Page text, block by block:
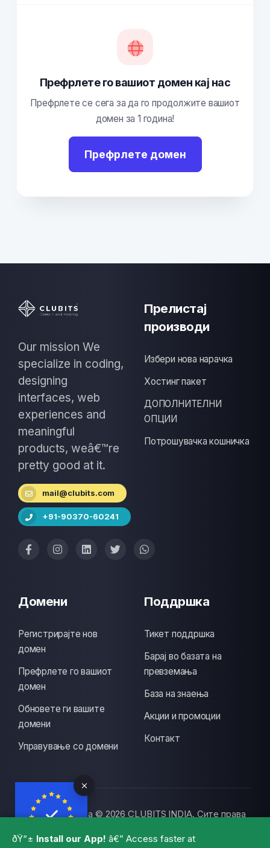
Префрлете го вашиот домен кај нас
Префрлете се сега за да го продолжите вашиот
домен за 1 година!
Префрлете домен
Our mission We
specialize in coding,
designing
interfaces, web
experiences and
meaningful
products, weâ€™re
pretty good at it.
mail@clubits.com
+91-90370-60241
Прелистај
производи
Избери нова нарачка
Хостинг пакет
ДОПОЛНИТЕЛНИ
ОПЦИИ
Потрошувачка кошничка
Домени
Регистрирајте нов
домен
Префрлете го вашиот
домен
Обновете ги вашите
домени
Управување со домени
Поддршка
Тикет поддршка
Барај во базата на
превземања
База на знаења
Акции и промоции
Контакт
Авторски права © 2026 CLUBITS INDIA. Сите права
coffee
ðŸ“± Install our App! â€” Access faster at